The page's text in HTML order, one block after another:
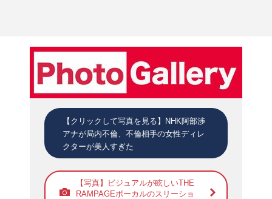
【クリックして写真を見る】NHK阿部渉
アナが局内不倫、不倫相手の女性ディレ
クターが美人すぎた
【写真】ビジュアルが眩しいTHE
RAMPAGEボーカルのスリーショ